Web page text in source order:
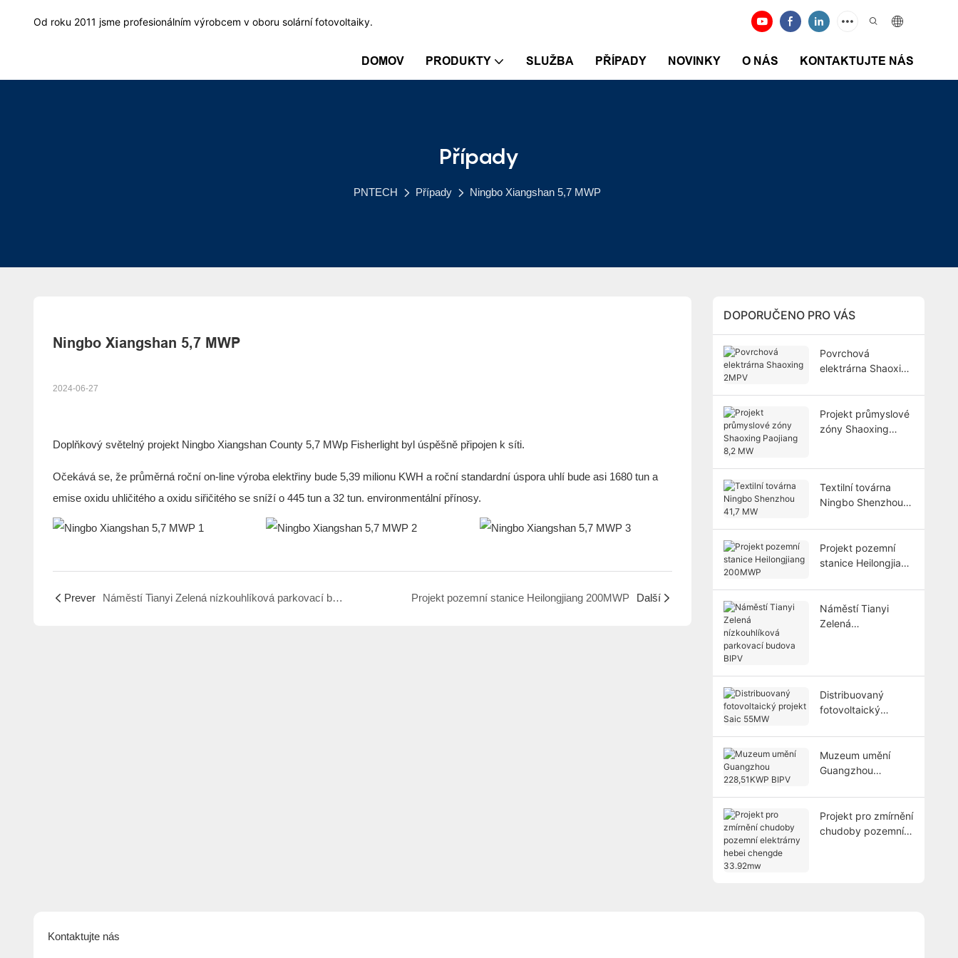
Od roku 2011 jsme profesionálním výrobcem v oboru solární fotovoltaiky.
DOMOV PRODUKTY SLUŽBA PŘÍPADY NOVINKY O NÁS KONTAKTUJTE NÁS
Případy
PNTECH Případy Ningbo Xiangshan 5,7 MWP
Ningbo Xiangshan 5,7 MWP
2024-06-27
Doplňkový světelný projekt Ningbo Xiangshan County 5,7 MWp Fisherlight byl úspěšně připojen k síti.
Očekává se, že průměrná roční on-line výroba elektřiny bude 5,39 milionu KWH a roční standardní úspora uhlí bude asi 1680 tun a
emise oxidu uhličitého a oxidu siřičitého se sníží o 445 tun a 32 tun. environmentální přínosy.
Prever Náměstí Tianyi Zelená nízkouhlíková parkovací budova BIPV Projekt pozemní stanice Heilongjiang 200MWP Další
DOPORUČENO PRO VÁS
Povrchová
elektrárna Shaoxing
Projekt průmyslové
zóny Shaoxing
Textilní továrna
Ningbo Shenzhou
Projekt pozemní
stanice Heilongjiang
Náměstí Tianyi
Zelená
Distribuovaný
fotovoltaický
Muzeum umění
Guangzhou
Projekt pro zmírnění
chudoby pozemní
Kontaktujte nás